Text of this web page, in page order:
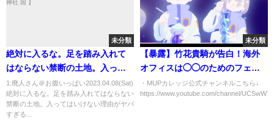
未分類
絶対に入るな。足を踏み入れて
はならない禁断の土地。入って
はいけない理由がヤバすぎ
る…。【 禁足地 都市伝説 立ち入
り禁止 島 神社 国 】
1:廃人さん＠お腹いっぱい2023.04.08(Sat)
絶対に入るな。足を踏み入れてはならない
禁断の土地。入ってはいけない理由がヤバ
すぎる...
未分類
【暴露】竹花貴騎が告白！海外
オフィスは◯◯のためのフェイ
ク！？【切り抜き】
・MUPカレッジ公式チャンネルこちら↓
https://www.youtube.com/channel/